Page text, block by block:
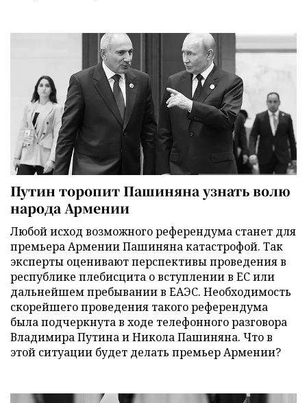
Путин торопит Пашиняна узнать волю
народа Армении
Любой исход возможного референдума станет для
премьера Армении Пашиняна катастрофой. Так
эксперты оценивают перспективы проведения в
республике плебисцита о вступлении в ЕС или
дальнейшем пребывании в ЕАЭС. Необходимость
скорейшего проведения такого референдума
была подчеркнута в ходе телефонного разговора
Владимира Путина и Никола Пашиняна. Что в
этой ситуации будет делать премьер Армении?